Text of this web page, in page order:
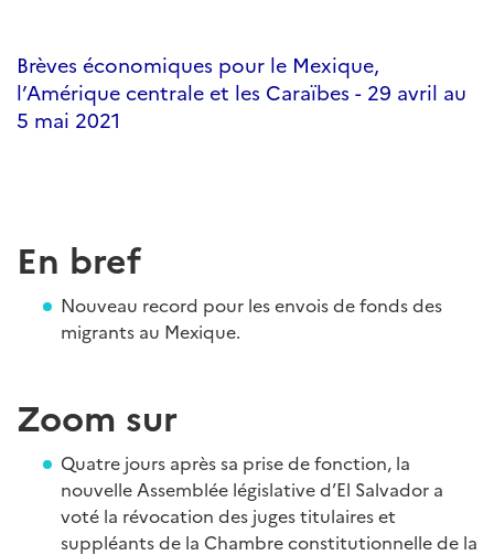
Brèves économiques pour le Mexique,
l’Amérique centrale et les Caraïbes - 29 avril au
5 mai 2021
En bref
Nouveau record pour les envois de fonds des
migrants au Mexique.
Zoom sur
Quatre jours après sa prise de fonction, la
nouvelle Assemblée législative d’El Salvador a
voté la révocation des juges titulaires et
suppléants de la Chambre constitutionnelle de la